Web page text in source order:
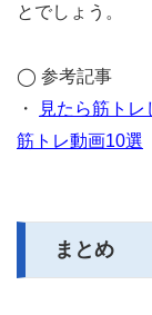
とでしょう。
◯ 参考記事
・
見たら筋トレ
筋トレ動画10選
まとめ